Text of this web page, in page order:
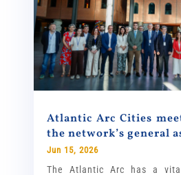
Atlantic Arc Cities
the network’s general
Jun 15, 2026
The Atlantic Arc has a